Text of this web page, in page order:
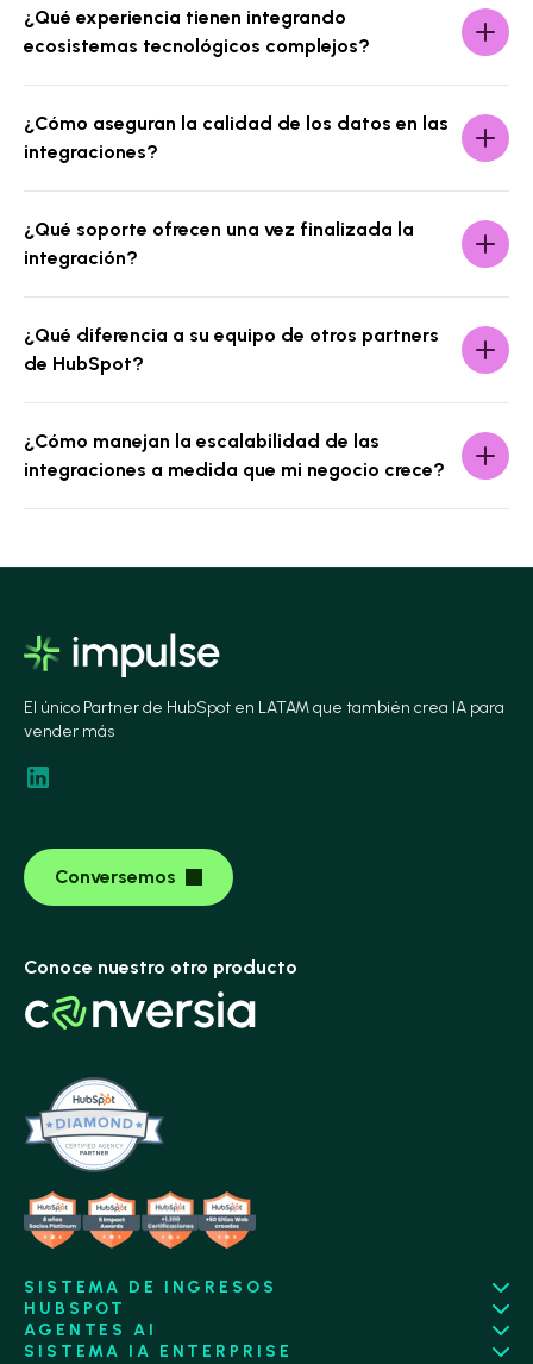
¿Qué experiencia tienen integrando
ecosistemas tecnológicos complejos?
¿Cómo aseguran la calidad de los datos en las
integraciones?
¿Qué soporte ofrecen una vez finalizada la
integración?
¿Qué diferencia a su equipo de otros partners
de HubSpot?
¿Cómo manejan la escalabilidad de las
integraciones a medida que mi negocio crece?
El único Partner de HubSpot en LATAM que también crea IA para
vender más
Conversemos
Conoce nuestro otro producto
SISTEMA DE INGRESOS
HUBSPOT
AGENTES AI
SISTEMA IA ENTERPRISE